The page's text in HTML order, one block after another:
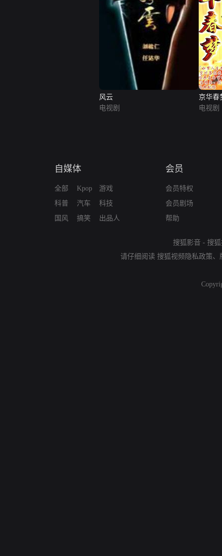
风云
电视剧
京华春
电视剧
自媒体
全部
科普
国风
Kpop
汽车
搞笑
游戏
科技
出品人
会员
会员特权
会员剧场
帮助
搜狐影音 - 搜
请仔细阅读 搜狐视频隐私政策、